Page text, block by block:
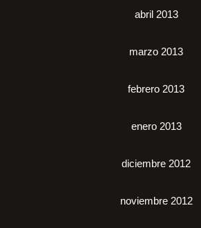
abril 2013
marzo 2013
febrero 2013
enero 2013
diciembre 2012
noviembre 2012